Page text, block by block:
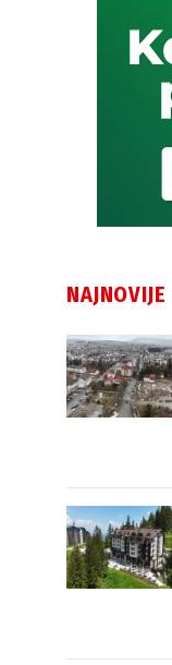
NAJNOVIJE